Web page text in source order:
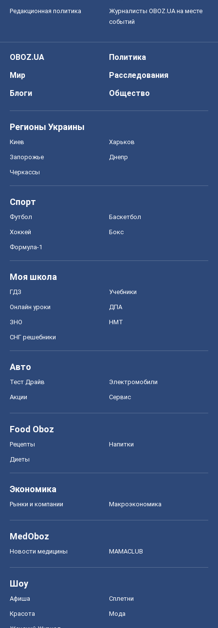
Редакционная политика
Журналисты OBOZ.UA на месте
событий
OBOZ.UA
Политика
Мир
Расследования
Блоги
Общество
Регионы Украины
Киев Харьков
Запорожье Днепр
Черкассы
Спорт
Футбол Баскетбол
Хоккей Бокс
Формула-1
Моя школа
ГДЗ Учебники
Онлайн уроки ДПА
ЗНО НМТ
СНГ решебники
Авто
Тест Драйв Электромобили
Акции Сервис
Food Oboz
Рецепты Напитки
Диеты
Экономика
Рынки и компании Mакроэкономика
MedOboz
Новости медицины MAMACLUB
Шоу
Афиша Сплетни
Красота Мода